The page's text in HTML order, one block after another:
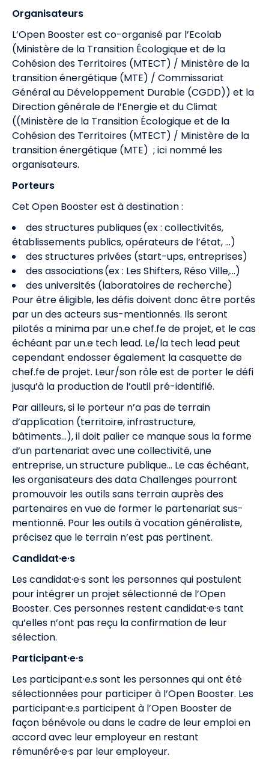
Organisateurs
L’Open Booster est co-organisé par l’Ecolab
(Ministère de la Transition Écologique et de la
Cohésion des Territoires (MTECT) / Ministère de la
transition énergétique (MTE) / Commissariat
Général au Développement Durable (CGDD)) et la
Direction générale de l’Energie et du Climat
((Ministère de la Transition Écologique et de la
Cohésion des Territoires (MTECT) / Ministère de la
transition énergétique (MTE) ; ici nommé les
organisateurs.
Porteurs
Cet Open Booster est à destination :
des structures publiques (ex : collectivités,
établissements publics, opérateurs de l’état, …)
des structures privées (start-ups, entreprises)
des associations (ex : Les Shifters, Réso Ville,…)
des universités (laboratoires de recherche)
Pour être éligible, les défis doivent donc être portés
par un des acteurs sus-mentionnés. Ils seront
pilotés a minima par un.e chef.fe de projet, et le cas
échéant par un.e tech lead. Le/la tech lead peut
cependant endosser également la casquette de
chef.fe de projet. Leur/son rôle est de porter le défi
jusqu’à la production de l’outil pré-identifié.
Par ailleurs, si le porteur n’a pas de terrain
d’application (territoire, infrastructure,
bâtiments…), il doit palier ce manque sous la forme
d’un partenariat avec une collectivité, une
entreprise, un structure publique... Le cas échéant,
les organisateurs des data Challenges pourront
promouvoir les outils sans terrain auprès des
partenaires en vue de former le partenariat sus-
mentionné. Pour les outils à vocation généraliste,
précisez que le terrain n’est pas pertinent.
Candidat·e·s
Les candidat·e·s sont les personnes qui postulent
pour intégrer un projet sélectionné de l’Open
Booster. Ces personnes restent candidat·e·s tant
qu’elles n’ont pas reçu la confirmation de leur
sélection.
Participant·e·s
Les participant·e.s sont les personnes qui ont été
sélectionnées pour participer à l’Open Booster. Les
participant·e.s participent à l’Open Booster de
façon bénévole ou dans le cadre de leur emploi en
accord avec leur employeur en restant
rémunéré·e·s par leur employeur.